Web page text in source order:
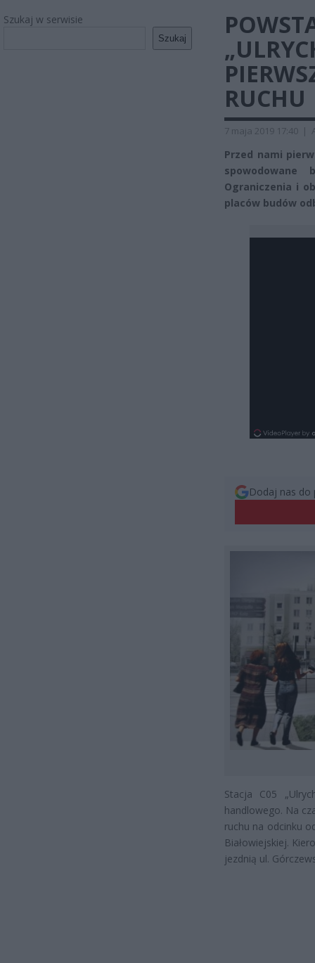
Szukaj w serwisie
Szukaj
RUCHU
7 maja 2019 17:40 |
Przed nami
spowodowane
Ograniczenia i
placów budów
Dodaj nas do
Stacja C05
handlowego. Na
ruchu na odcinku
Białowiejskiej.
jezdnią ul.